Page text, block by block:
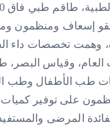
إسعاف ومنظمون
وهمت تخصصات داء
العام، وقياس
طب الأطفال وطب
على توفير كميات